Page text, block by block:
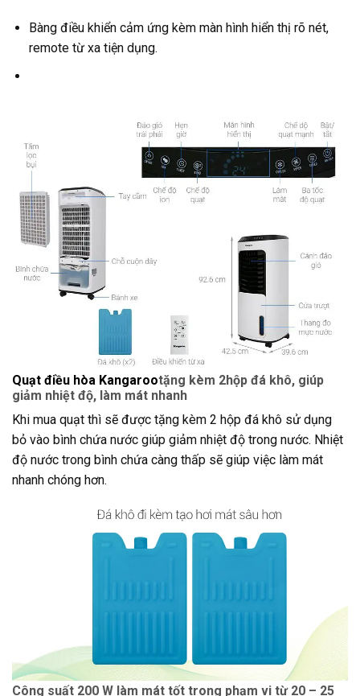
Bàng điều khiển cảm ứng kèm màn hình hiển thị rõ nét,
remote từ xa tiện dụng.
Quạt điều hòa Kangarootặng kèm 2hộp đá khô, giúp
giảm nhiệt độ, làm mát nhanh
Khi mua quạt thì sẽ được tặng kèm 2 hộp đá khô sử dụng
bỏ vào bình chứa nước giúp giảm nhiệt độ trong nước. Nhiệt
độ nước trong bình chứa càng thấp sẽ giúp việc làm mát
nhanh chóng hơn.
Công suất 200 W làm mát tốt trong phạm vi từ 20 – 25